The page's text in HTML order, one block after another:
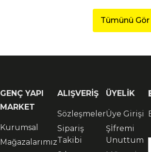
Tümünü Gör
GENÇ YAPI
MARKET
Kurumsal
Mağazalarımız
ALIŞVERİŞ
Sözleşmeler
Sipariş
Takibi
ÜYELİK
Üye Girişi
Şİfremi
Unuttum